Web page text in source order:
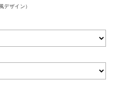
デザイン）